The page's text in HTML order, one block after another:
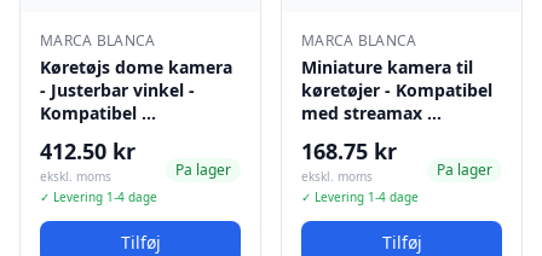
MARCA BLANCA
Køretøjs dome kamera
- Justerbar vinkel -
Kompatibel …
412.50 kr
ekskl. moms
✓ Levering 1-4 dage
Pa lager
Tilføj
MARCA BLANCA
Miniature kamera til
køretøjer - Kompatibel
med streamax …
168.75 kr
ekskl. moms
✓ Levering 1-4 dage
Pa lager
Tilføj